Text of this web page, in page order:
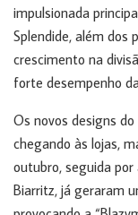
impulsionada
Splendide, além dos
crescimento na
forte desempenho
Os novos designs
chegando às lojas,
outubro, seguida por
Biarritz, já geraram